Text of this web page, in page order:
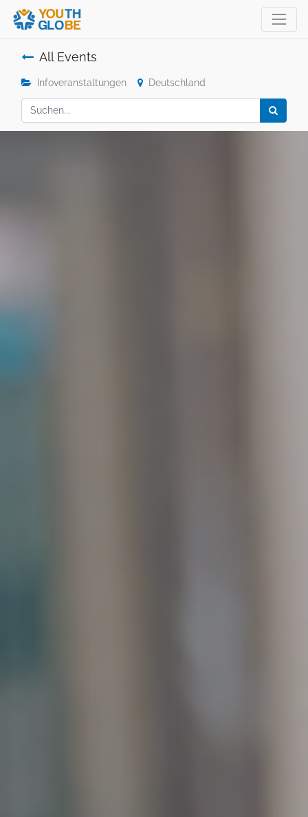
All Events
Infoveranstaltungen Deutschland